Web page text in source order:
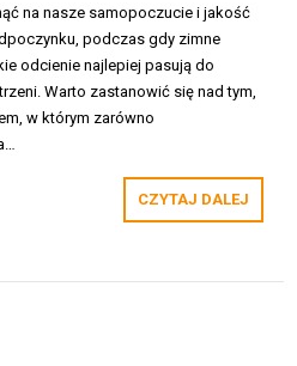
na nasze samopoczucie i jakość
podczas gdy zimne
odcienie najlepiej pasują do
Warto zastanowić się nad tym,
w którym zarówno
CZYTAJ DALEJ